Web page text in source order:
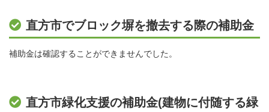
直方市でブロック塀を撤去する際の補助金
補助金は確認することができませんでした。
直方市緑化支援の補助金(建物に付随する緑